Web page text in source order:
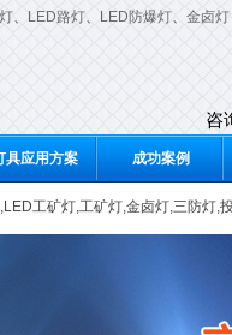
、 LED路灯、 LED防爆灯、 金卤灯
咨
具应用方案 成功案例
工矿灯,工矿灯,金卤灯,三防灯,